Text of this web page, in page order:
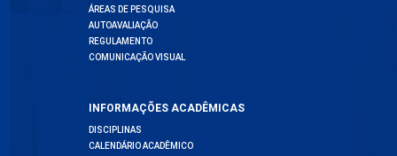
ÁREAS DE PESQUISA
AUTOAVALIAÇÃO
REGULAMENTO
COMUNICAÇÃO VISUAL
INFORMAÇÕES ACADÊMICAS
DISCIPLINAS
CALENDÁRIO ACADÊMICO